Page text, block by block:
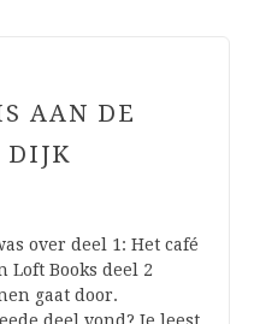
AAN DE
DIJK
over deel 1: Het café
Loft Books deel 2
gaat door.